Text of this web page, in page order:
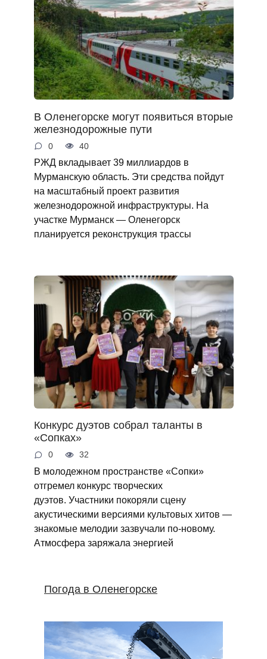
В Оленегорске могут появиться вторые
железнодорожные пути
0 40
РЖД вкладывает 39 миллиардов в
Мурманскую область. Эти средства пойдут
на масштабный проект развития
железнодорожной инфраструктуры. На
участке Мурманск — Оленегорск
планируется реконструкция трассы
Конкурс дуэтов собрал таланты в
«Сопках»
0 32
В молодежном пространстве «Сопки»
отгремел конкурс творческих
дуэтов. Участники покоряли сцену
акустическими версиями культовых хитов —
знакомые мелодии зазвучали по‑новому.
Атмосфера заряжала энергией
Погода в Оленегорске